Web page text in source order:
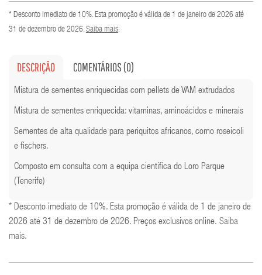
* Desconto imediato de 10%. Esta promoção é válida de 1 de janeiro de 2026 até
31 de dezembro de 2026.Saiba mais.
DESCRIÇÃO COMENTÁRIOS (0)
Mistura de sementes enriquecidas com pellets de VAM extrudados
Mistura de sementes enriquecida: vitaminas, aminoácidos e minerais
Sementes de alta qualidade para periquitos africanos, como roseicoli
e fischers.
Composto em consulta com a equipa científica do Loro Parque
(Tenerife)
* Desconto imediato de 10%. Esta promoção é válida de 1 de janeiro de
2026 até 31 de dezembro de 2026. Preços exclusivos online. Saiba
mais.